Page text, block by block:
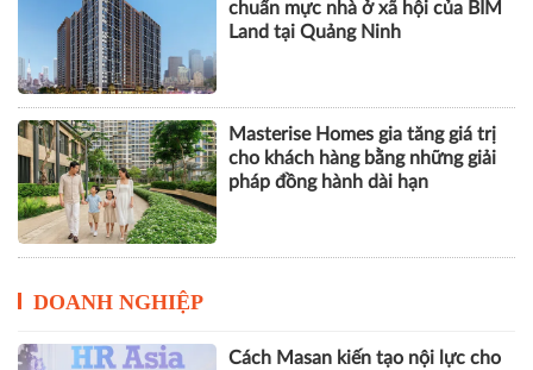
chuẩn mực nhà ở xã hội của BIM
Land tại Quảng Ninh
Masterise Homes gia tăng giá trị
cho khách hàng bằng những giải
pháp đồng hành dài hạn
DOANH NGHIỆP
Cách Masan kiến tạo nội lực cho